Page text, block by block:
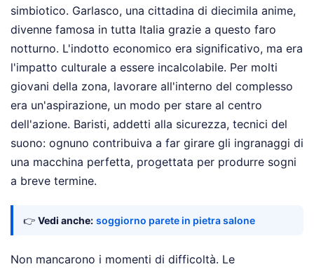
simbiotico. Garlasco, una cittadina di diecimila anime,
divenne famosa in tutta Italia grazie a questo faro
notturno. L'indotto economico era significativo, ma era
l'impatto culturale a essere incalcolabile. Per molti
giovani della zona, lavorare all'interno del complesso
era un'aspirazione, un modo per stare al centro
dell'azione. Baristi, addetti alla sicurezza, tecnici del
suono: ognuno contribuiva a far girare gli ingranaggi di
una macchina perfetta, progettata per produrre sogni
a breve termine.
👉 Vedi anche: soggiorno parete in pietra salone
Non mancarono i momenti di difficoltà. Le